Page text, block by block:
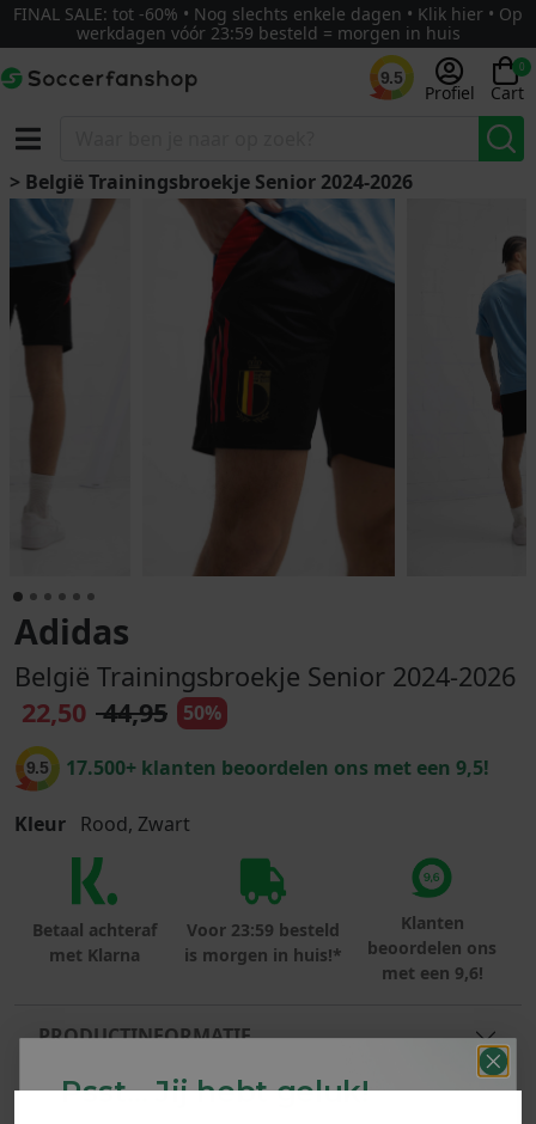
FINAL SALE: tot -60% • Nog slechts enkele dagen • Klik hier • Op
werkdagen vóór 23:59 besteld = morgen in huis
9.5
Profiel
0
Cart
> België Trainingsbroekje Senior 2024-2026
Adidas
België Trainingsbroekje Senior 2024-2026
22,50 44,95 50%
9.5 17.500+ klanten beoordelen ons met een 9,5!
Kleur Rood, Zwart
Betaal achteraf
met Klarna
Voor 23:59 besteld
is morgen in huis!*
Klanten
beoordelen ons
met een 9,6!
PRODUCTINFORMATIE
MATERIAAL & WASVOORSCHRIFT
Psst... Jij hebt geluk!